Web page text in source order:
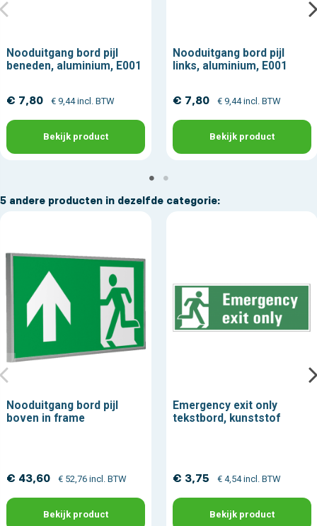
Nooduitgang bord pijl
beneden, aluminium, E001
€ 7,80 € 9,44 incl. BTW
Bekijk product
Nooduitgang bord pijl
links, aluminium, E001
€ 7,80 € 9,44 incl. BTW
Bekijk product
5 andere producten in dezelfde categorie:
Nooduitgang bord pijl
boven in frame
€ 43,60 € 52,76 incl. BTW
Bekijk product
Emergency exit only
tekstbord, kunststof
€ 3,75 € 4,54 incl. BTW
Bekijk product